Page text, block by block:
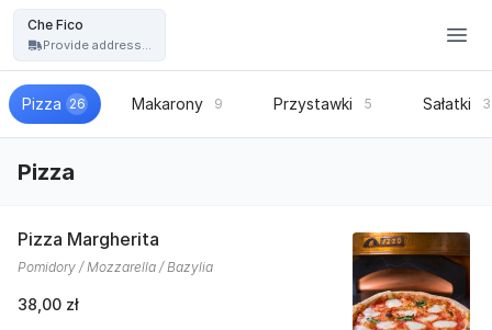
Che Fico
Provide address...
Pizza 26 Makarony 9 Przystawki 5 Sałatki 3
Pizza
Pizza Margherita
Pomidory / Mozzarella / Bazylia
38,00 zł